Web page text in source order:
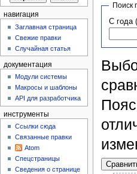
Поиск
С года
навигация
Заглавная страница
Свежие правки
Случайная статья
документация
Модули системы
Макросы и шаблоны
API для разработчика
инструменты
Ссылки сюда
Связанные правки
Atom
Спецстраницы
Сведения о странице